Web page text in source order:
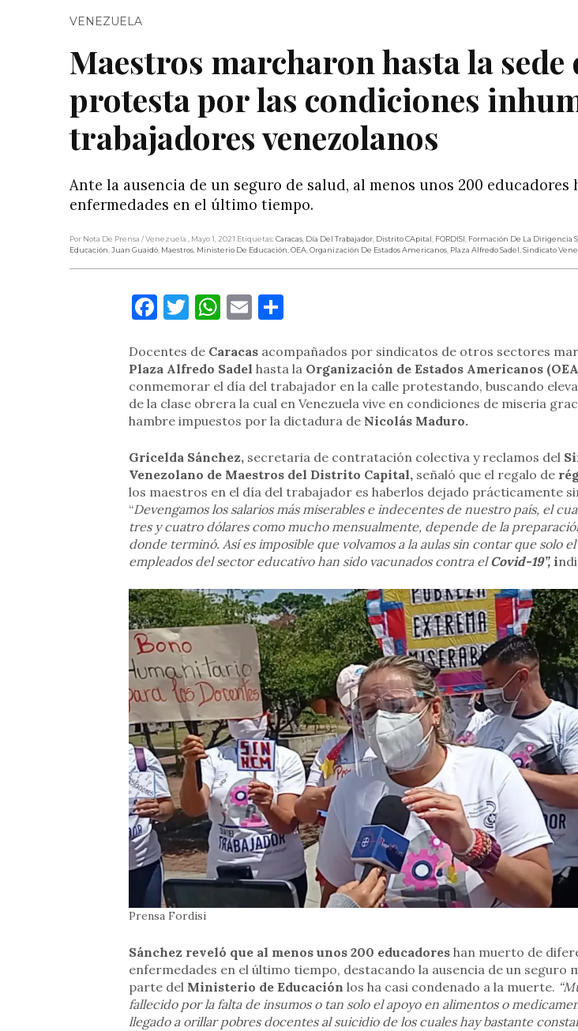
VENEZUELA
Maestros marcharon hasta la sede
protesta por las condiciones
trabajadores venezolanos
Ante la ausencia de un seguro de salud, al menos unos 200
enfermedades en el último tiempo.
Por Nota De Prensa / Venezuela , Mayo 1, 2021 Etiquetas:Caracas, Día Del Trabajador, Distrito CApital, FORDISI, Formación De La Dirigencia
Educación,Juan Guaidó, Maestros, Ministerio De Educación,OEA,Organización De Estados Americanos, Plaza Alfredo Sadel,Sindicato
Facebook
Twitter
WhatsApp
EmailCompartir
Docentes de Caracasacompañados por sindicatos de otros sectores
Plaza Alfredo Sadel hasta la Organización de Estados Americanos
conmemorar el día del trabajador en la calle protestando, buscando
de la clase obrera la cual en Venezuela vive en condiciones de miseria
hambre impuestos por la dictadura de Nicolás Maduro.
Gricelda Sánchez,secretaria de contratación colectiva y reclamos del
Venezolano de Maestros del Distrito Capital,señaló que el regalo de
los maestros en el día del trabajador es haberlos dejado prácticamente
“Devengamos los salarios más miserables e indecentes de nuestro país, el
tres y cuatro dólares como mucho mensualmente, depende de la
donde terminó. Así es imposible que volvamos a la aulas sin contar que solo
empleados del sector educativo han sido vacunados contra elCovid-19”,i
Prensa Fordisi
Sánchez reveló que al menos unos 200 educadoreshan muerto de
enfermedades en el último tiempo, destacando la ausencia de un seguro
parte del Ministerio de Educación los ha casi condenado a la muerte.
fallecido por la falta de insumos o tan solo el apoyo en alimentos o
llegado a orillar pobres docentes al suicidio de los cuales hay bastante